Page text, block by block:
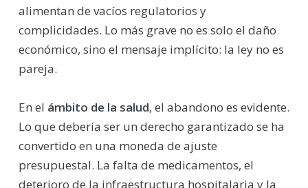
alimentan de vacíos regulatorios y
complicidades. Lo más grave no es solo el daño
económico, sino el mensaje implícito: la ley no es
pareja.
En el ámbito de la salud, el abandono es evidente.
Lo que debería ser un derecho garantizado se ha
convertido en una moneda de ajuste
presupuestal. La falta de medicamentos, el
deterioro de la infraestructura hospitalaria y la